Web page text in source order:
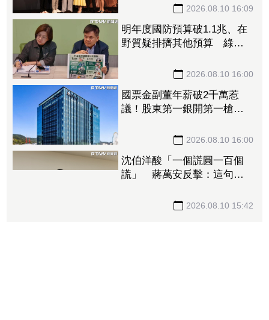
2026.08.10 16:09
明年度國防預算破1.1兆、在
野質疑排擠其他預算 綠黨
2026.08.10 16:00
國票金副董年薪破2千萬惹
議！股東第一銀開第一槍：
2026.08.10 16:00
沈伯洋酸「一個謊圓一百個
謊」 蔣萬安反擊：這句套
2026.08.10 15:42